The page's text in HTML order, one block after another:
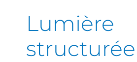
Lumière
structurée